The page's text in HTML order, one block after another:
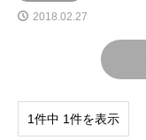
2018.02.27
1件中 1件を表示